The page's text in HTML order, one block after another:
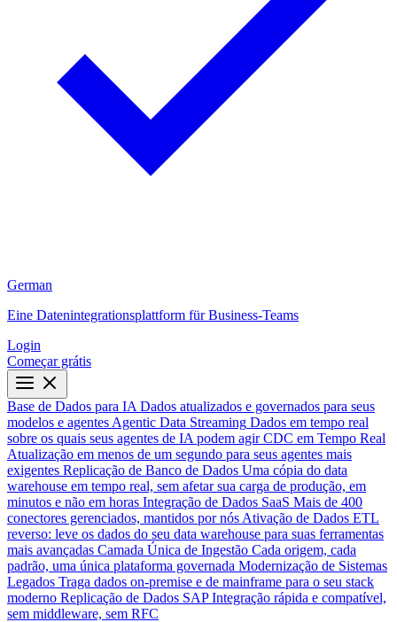
German
Eine Datenintegrationsplattform für Business-Teams
Login
Começar grátis
Base de Dados para IA Dados atualizados e governados para seus
modelos e agentes Agentic Data Streaming Dados em tempo real
sobre os quais seus agentes de IA podem agir CDC em Tempo Real
Atualização em menos de um segundo para seus agentes mais
exigentes Replicação de Banco de Dados Uma cópia do data
warehouse em tempo real, sem afetar sua carga de produção, em
minutos e não em horas Integração de Dados SaaS Mais de 400
conectores gerenciados, mantidos por nós Ativação de Dados ETL
reverso: leve os dados do seu data warehouse para suas ferramentas
mais avançadas Camada Única de Ingestão Cada origem, cada
padrão, uma única plataforma governada Modernização de Sistemas
Legados Traga dados on-premise e de mainframe para o seu stack
moderno Replicação de Dados SAP Integração rápida e compatível,
sem middleware, sem RFC